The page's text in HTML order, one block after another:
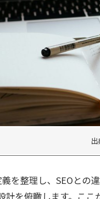
を整理し、SEOとの
計を俯瞰します。ここ